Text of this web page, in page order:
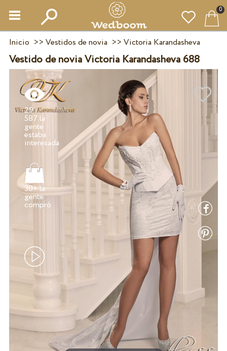
0
Inicio >> Vestidos de novia >> Victoria Karandasheva
Vestido de novia Victoria Karandasheva 688
29
587 la
gente
estaba
30+ la
gente